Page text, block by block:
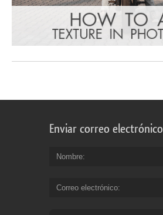
Enviar correo electrónico
Nombre
Correo electrónico